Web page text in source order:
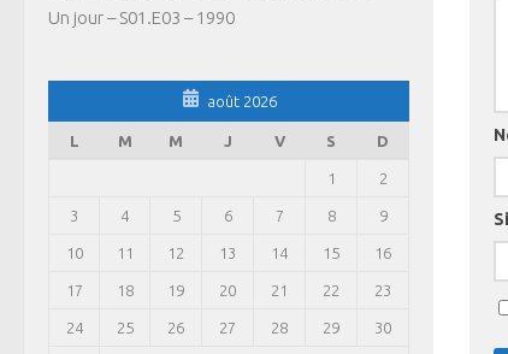
Un jour – S01.E03 – 1990
août 2026
L M M J V S D
1 2
3 4 5 6 7 8 9
10 11 12 13 14 15 16
17 18 19 20 21 22 23
24 25 26 27 28 29 30